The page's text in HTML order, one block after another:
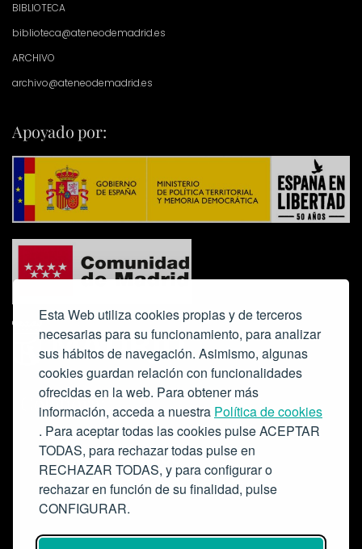
Esta Web utiliza cookies propias y de terceros
necesarias para su funcionamiento, para analizar
sus hábitos de navegación. Asimismo, algunas
cookies guardan relación con funcionalidades
ofrecidas en la web. Para obtener más
información, acceda a nuestra Política de cookies
. Para aceptar todas las cookies pulse ACEPTAR
TODAS, para rechazar todas pulse en
RECHAZAR TODAS, y para configurar o
rechazar en función de su finalidad, pulse
CONFIGURAR.
BIBLIOTECA
biblioteca@ateneodemadrid.es
ARCHIVO
archivo@ateneodemadrid.es
Apoyado por:
Colabora: